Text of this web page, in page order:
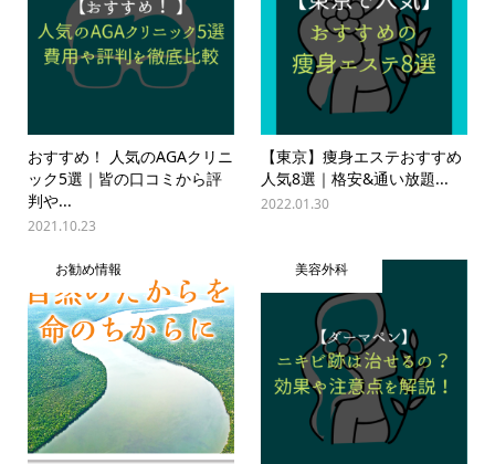
おすすめ！ 人気のAGAクリニ
ック5選｜皆の口コミから評
判や...
2021.10.23
【東京】痩身エステおすすめ
人気8選｜格安&通い放題...
2022.01.30
お勧め情報 美容外科